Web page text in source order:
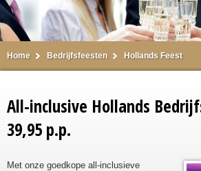
Home Bedrijfsfeesten Hollands Feest
All-inclusive Hollands
39,95 p.p.
Met onze goedkope all-inclusieve